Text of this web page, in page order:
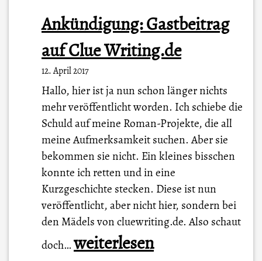
Ankündigung: Gastbeitrag
auf Clue Writing.de
12. April 2017
Hallo, hier ist ja nun schon länger nichts
mehr veröffentlicht worden. Ich schiebe die
Schuld auf meine Roman-Projekte, die all
meine Aufmerksamkeit suchen. Aber sie
bekommen sie nicht. Ein kleines bisschen
konnte ich retten und in eine
Kurzgeschichte stecken. Diese ist nun
veröffentlicht, aber nicht hier, sondern bei
den Mädels von cluewriting.de. Also schaut
doch…A
weiterlesen